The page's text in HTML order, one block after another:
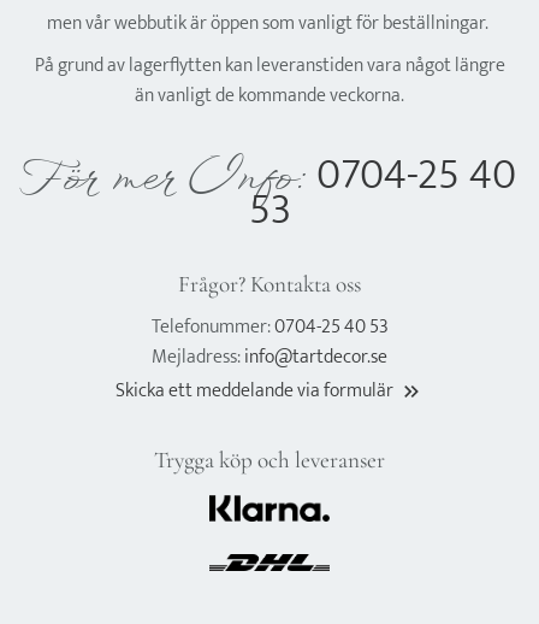
men vår webbutik är öppen som vanligt för beställningar.
På grund av lagerflytten kan leveranstiden vara något längre
än vanligt de kommande veckorna.
För mer Info: 0704-25 40
53
Frågor? Kontakta oss
Telefonummer:0704-25 40 53
Mejladress:info@tartdecor.se
Skicka ett meddelande via formulär keyboard_double_arrow_right
Trygga köp och leveranser